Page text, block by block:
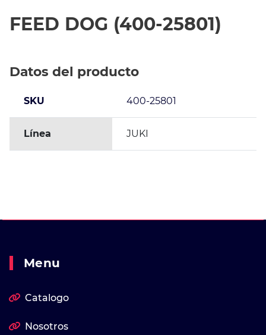
FEED DOG (400-25801)
Datos del producto
SKU 400-25801
Línea JUKI
Menu
Catalogo
Nosotros